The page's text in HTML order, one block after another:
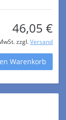
46,05 €
zzgl. Versand
Warenkorb